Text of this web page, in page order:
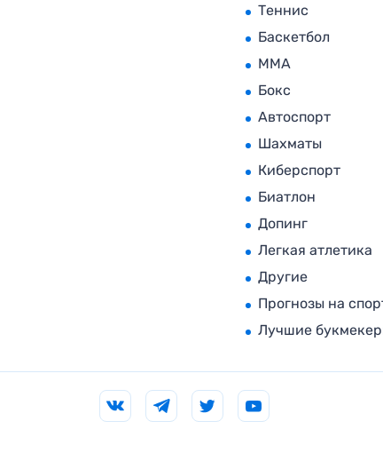
Теннис
Баскетбол
MMA
Бокс
Автоспорт
Шахматы
Киберспорт
Биатлон
Допинг
Легкая атлетика
Другие
Прогнозы на
Лучшие